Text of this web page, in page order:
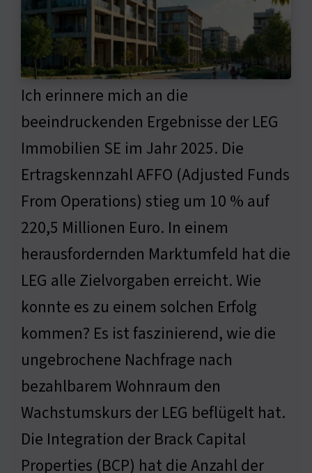
Ich erinnere mich an die
beeindruckenden Ergebnisse der LEG
Immobilien SE im Jahr 2025. Die
Ertragskennzahl AFFO (Adjusted Funds
From Operations) stieg um 10 % auf
220,5 Millionen Euro. In einem
herausfordernden Marktumfeld hat die
LEG alle Zielvorgaben erreicht. Wie
konnte es zu einem solchen Erfolg
kommen? Es ist faszinierend, wie die
ungebrochene Nachfrage nach
bezahlbarem Wohnraum den
Wachstumskurs der LEG beflügelt hat.
Die Integration der Brack Capital
Properties (BCP) hat die Anzahl der